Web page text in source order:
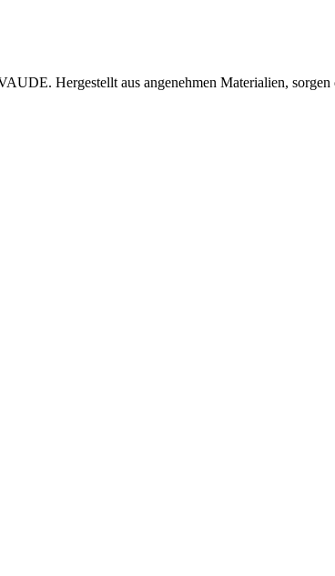
Hergestellt aus angenehmen Materialien,